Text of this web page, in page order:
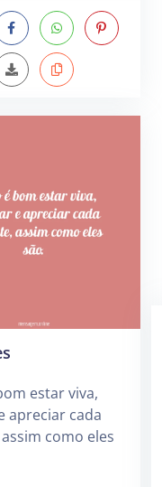
estar viva,
apreciar cada
como eles